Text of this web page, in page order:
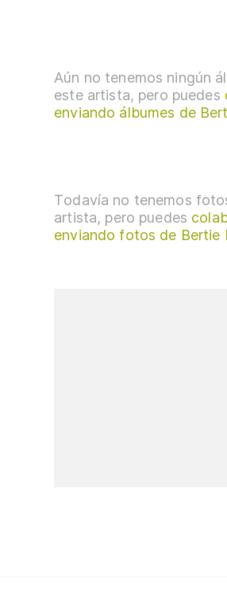
Aún no tenemos ningún
este artista, pero puedes
enviando álbumes de
Todavía no tenemos
artista, pero puedes
enviando fotos de Bertie